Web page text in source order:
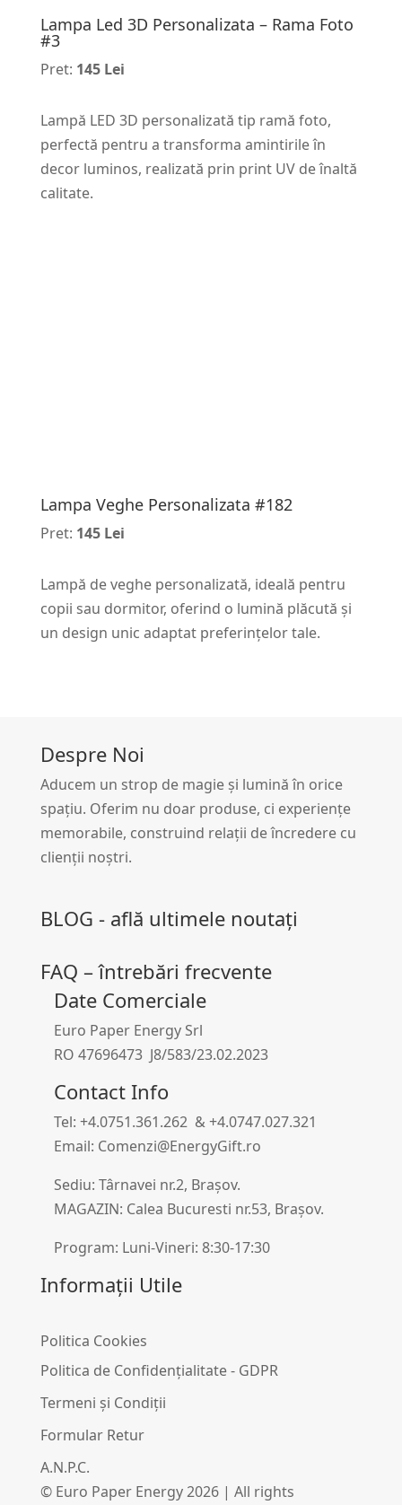
Lampa Led 3D Personalizata – Rama Foto
#3
Pret: 145 Lei
Lampă LED 3D personalizată tip ramă foto,
perfectă pentru a transforma amintirile în
decor luminos, realizată prin print UV de înaltă
calitate.
Lampa Veghe Personalizata #182
Pret: 145 Lei
Lampă de veghe personalizată, ideală pentru
copii sau dormitor, oferind o lumină plăcută și
un design unic adaptat preferințelor tale.
Despre Noi
Aducem un strop de magie și lumină în orice
spațiu. Oferim nu doar produse, ci experiențe
memorabile, construind relații de încredere cu
clienții noștri.
BLOG - află ultimele noutați
FAQ – întrebări frecvente
Date Comerciale
Euro Paper Energy Srl
RO 47696473 J8/583/23.02.2023
Contact Info
Tel: +4.0751.361.262 & +4.0747.027.321
Email: Comenzi@EnergyGift.ro
Sediu: Târnavei nr.2, Brașov.
MAGAZIN: Calea Bucuresti nr.53, Brașov.
Program: Luni-Vineri: 8:30-17:30
Informații Utile
Politica Cookies
Politica de Confidențialitate - GDPR
Termeni și Condiții
Formular Retur
A.N.P.C.
© Euro Paper Energy 2026 | All rights